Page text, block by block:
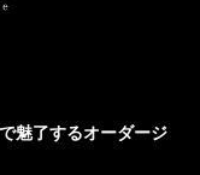
魅了するオーダージ